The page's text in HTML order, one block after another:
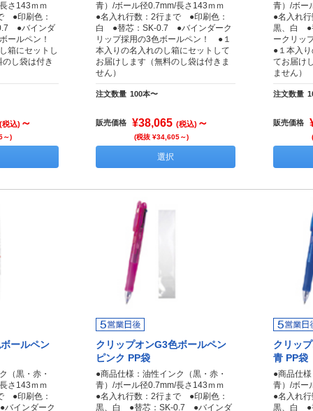
さ143ｍｍ
●印刷色：
●バインダ
ールペン！
箱にセットし
し袋は付き
(税込) ～
～)
青）/ボール径0.7mm/長さ143ｍｍ
●名入れ行数：2行まで ●印刷色：
白 ●替芯：SK-0.7 ●バインダーク
リップ採用の3色ボールペン！ ●１
本入りの名入れのし箱にセットして
お届けします（無料のし袋は付きま
せん）
注文数量 100本〜
販売価格 ¥38,065 (税込) ～
(税抜 ¥34,605～)
選択
青）/ボ
●名入れ
黒、白 ●
ークリッ
●１本入
てお届け
ません
注文数量
販売価格
ールペン
（黒・赤・
さ143ｍｍ
●印刷色：
インダーク
クリップオンG3色ボールペン
ピンク PP袋
●商品仕様：油性インク（黒・赤・
青）/ボール径0.7mm/長さ143ｍｍ
●名入れ行数：2行まで ●印刷色：
黒、白 ●替芯：SK-0.7 ●バインダ
クリッ
青 PP袋
●商品仕
青）/ボ
●名入れ
黒、白 ●